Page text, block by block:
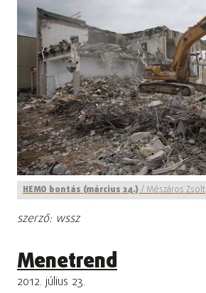
HEMO bontás (március 24.)/Mészáros Zsolt
szerző: wssz
Menetrend
2012. július 23.